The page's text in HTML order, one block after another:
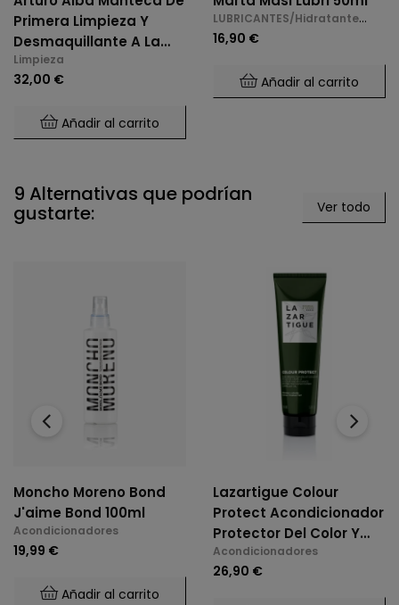
Primera Limpieza Y
Desmaquillante A La
Resina De Pimentón
Limpieza
32,00 €
Añadir al carrito
LUBRICANTES/Hidratante
vaginal
16,90 €
Añadir al carrito
9 Alternativas que podrían
gustarte: Ver todo
Moncho Moreno Bond
J'aime Bond 100ml
Acondicionadores
19,99 €
Añadir al carrito
Lazartigue Colour
Protect Acondicionador
Protector Del Color Y
Luminosidad 150ml
Acondicionadores
26,90 €
‹ ›